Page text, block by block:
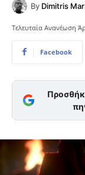
By Dimitris
Τελευταία Ανανέωση
Facebook